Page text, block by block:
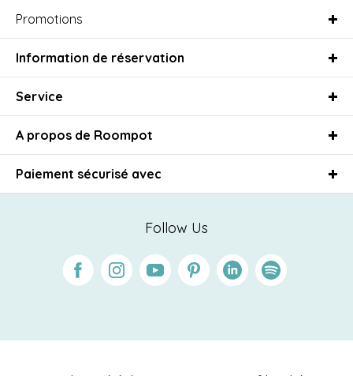
Promotions
Follow Us
FacebookInstagramYoutubePinterestLinkedinSpotify
Information de réservation
Service
A propos de Roompot
Paiement sécurisé avec